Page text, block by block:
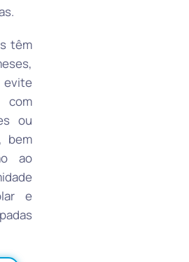
têm
ou
bem
ao
e